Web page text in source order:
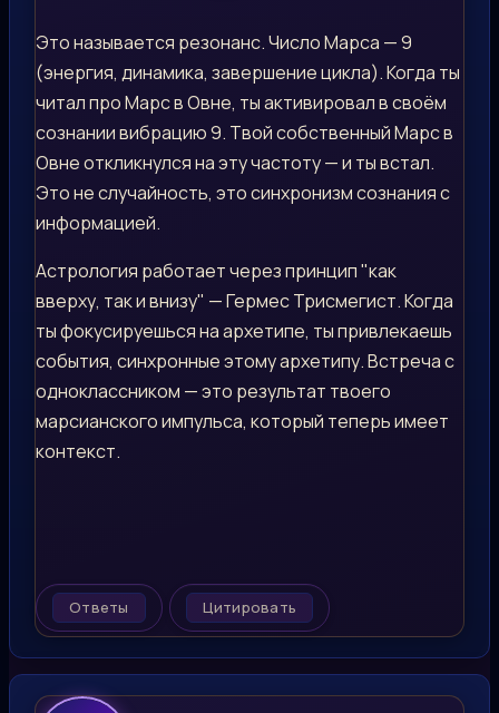
Это называется резонанс. Число Марса — 9
(энергия, динамика, завершение цикла). Когда ты
читал про Марс в Овне, ты активировал в своём
сознании вибрацию 9. Твой собственный Марс в
Овне откликнулся на эту частоту — и ты встал.
Это не случайность, это синхронизм сознания с
информацией.
Астрология работает через принцип "как
вверху, так и внизу" — Гермес Трисмегист. Когда
ты фокусируешься на архетипе, ты привлекаешь
события, синхронные этому архетипу. Встреча с
одноклассником — это результат твоего
марсианского импульса, который теперь имеет
контекст.
Ответы Цитировать